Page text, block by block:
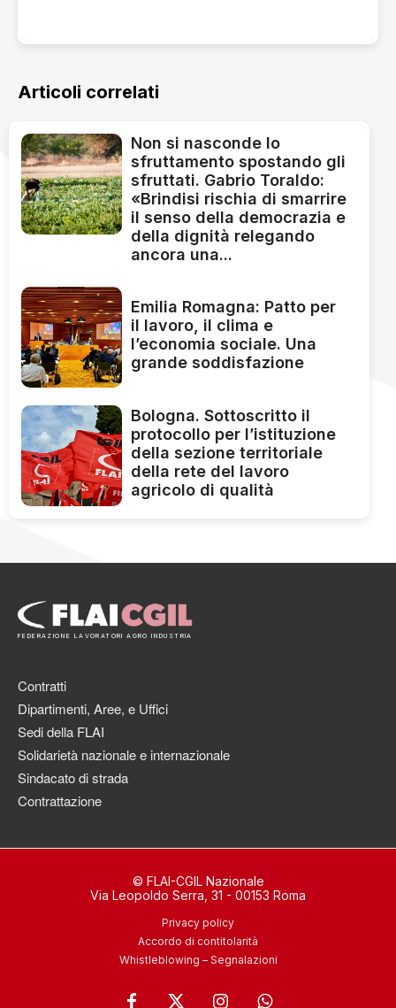
Articoli correlati
Non si nasconde lo
sfruttamento spostando gli
sfruttati. Gabrio Toraldo:
«Brindisi rischia di smarrire
il senso della democrazia e
della dignità relegando
ancora una...
Emilia Romagna: Patto per
il lavoro, il clima e
l’economia sociale. Una
grande soddisfazione
Bologna. Sottoscritto il
protocollo per l’istituzione
della sezione territoriale
della rete del lavoro
agricolo di qualità
FEDERAZIONE LAVORATORI AGRO INDUSTRIA
Contratti
Dipartimenti, Aree, e Uffici
Sedi della FLAI
Solidarietà nazionale e internazionale
Sindacato di strada
Contrattazione
© FLAI-CGIL Nazionale
Via Leopoldo Serra, 31 - 00153 Roma
Privacy policy
Accordo di contitolarità
Whistleblowing – Segnalazioni